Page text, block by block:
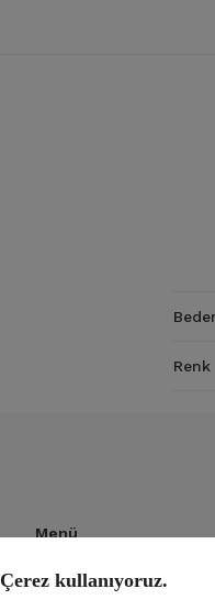
Renk
Menü
Formalar
Çerez kullanıyoruz.